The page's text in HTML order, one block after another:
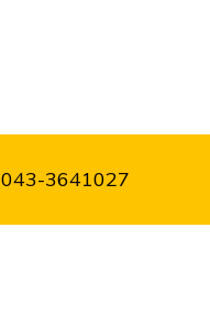
043-3641027